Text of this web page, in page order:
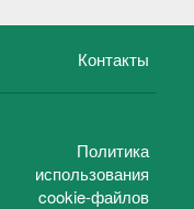
Контакты
Политика
использования
cookie-файлов